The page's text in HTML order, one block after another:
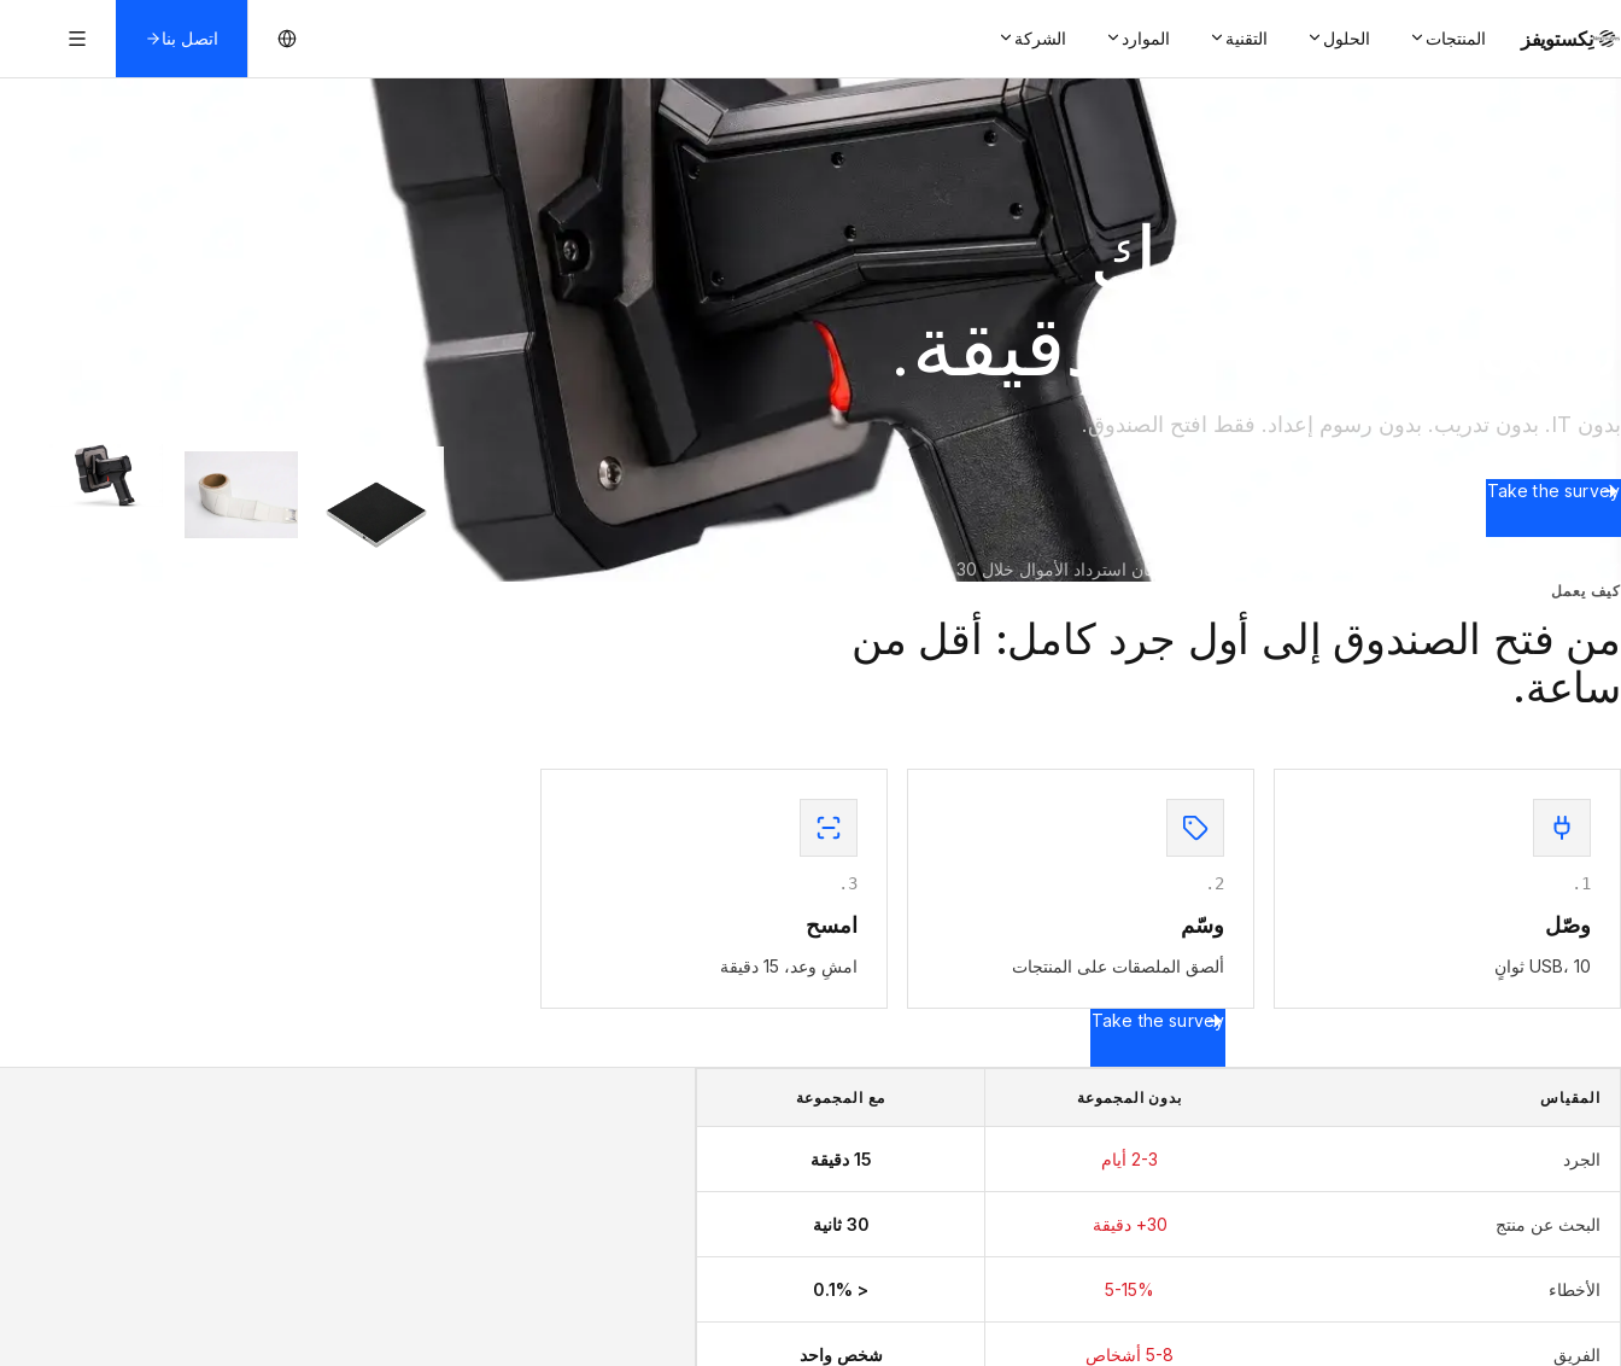
نِكستويفز المنتجات الحلول التقنية الموارد الشركة اتصل بنا
اجرد مستودعك
بدون IT. بدون تدريب. بدون رسوم إعداد. فقط افتح الصندوق.
Take the survey
ضمان استرداد الأموال خلال 30 يومًا
كيف يعمل
من فتح الصندوق إلى أول جرد كامل: أقل من
ساعة.
1
.
وصّل
USB، 10 ثوانٍ
2
.
وسّم
ألصق الملصقات على المنتجات
3
.
امسح
امشِ وعد، 15 دقيقة
Take the survey
المقياس بدون المجموعة مع المجموعة
الجرد 2-3 أيام 15 دقيقة
البحث عن منتج 30+ دقيقة 30 ثانية
الأخطاء 5-15%
< 0.1%
الفريق 5-8 أشخاص شخص واحد